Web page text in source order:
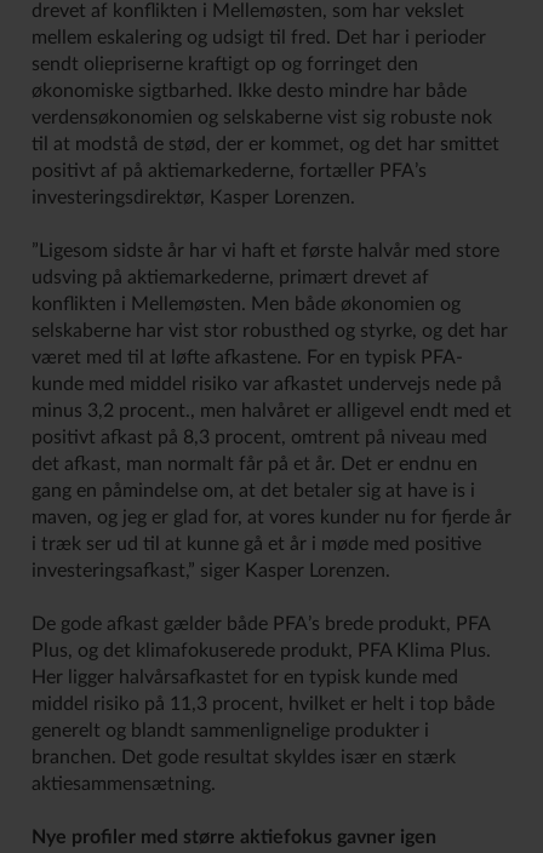
drevet af konflikten i Mellemøsten, som har vekslet
mellem eskalering og udsigt til fred. Det har i perioder
sendt oliepriserne kraftigt op og forringet den
økonomiske sigtbarhed. Ikke desto mindre har både
verdensøkonomien og selskaberne vist sig robuste nok
til at modstå de stød, der er kommet, og det har smittet
positivt af på aktiemarkederne, fortæller PFA’s
investeringsdirektør, Kasper Lorenzen.
”Ligesom sidste år har vi haft et første halvår med store
udsving på aktiemarkederne, primært drevet af
konflikten i Mellemøsten. Men både økonomien og
selskaberne har vist stor robusthed og styrke, og det har
været med til at løfte afkastene. For en typisk PFA-
kunde med middel risiko var afkastet undervejs nede på
minus 3,2 procent., men halvåret er alligevel endt med et
positivt afkast på 8,3 procent, omtrent på niveau med
det afkast, man normalt får på et år. Det er endnu en
gang en påmindelse om, at det betaler sig at have is i
maven, og jeg er glad for, at vores kunder nu for fjerde år
i træk ser ud til at kunne gå et år i møde med positive
investeringsafkast,” siger Kasper Lorenzen.
De gode afkast gælder både PFA’s brede produkt, PFA
Plus, og det klimafokuserede produkt, PFA Klima Plus.
Her ligger halvårsafkastet for en typisk kunde med
middel risiko på 11,3 procent, hvilket er helt i top både
generelt og blandt sammenlignelige produkter i
branchen. Det gode resultat skyldes især en stærk
aktiesammensætning.
Nye profiler med større aktiefokus gavner igen